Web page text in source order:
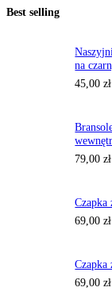
Best selling
na
45,00zł
79,00zł
Czapka
69,00zł
Czapka
69,00zł